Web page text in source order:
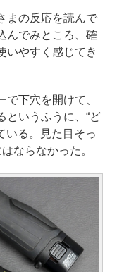
まの反応を読んで
んでみところ、確
いやすく感じてき
下穴を開けて、
というふうに、“ど
いる。見た目そっ
ならなかった。